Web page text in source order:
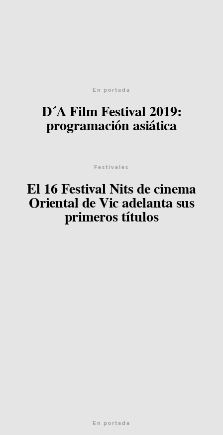
En portada
D´A Film Festival 2019:
programación asiática
Festivales
El 16 Festival Nits de cinema
Oriental de Vic adelanta sus
primeros títulos
En portada